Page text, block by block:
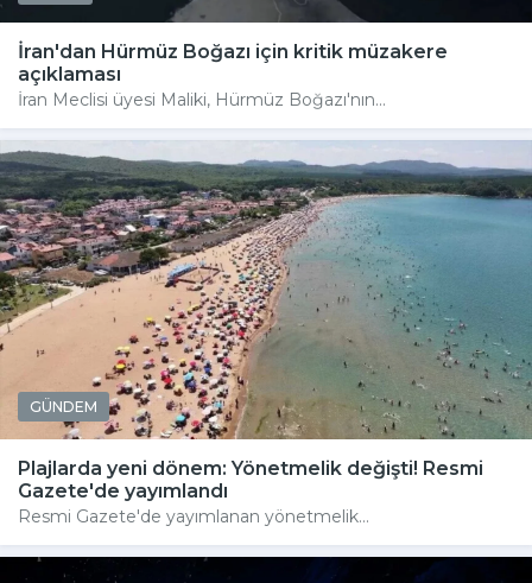
İran'dan Hürmüz Boğazı için kritik müzakere
açıklaması
İran Meclisi üyesi Maliki, Hürmüz Boğazı'nın...
GÜNDEM
Plajlarda yeni dönem: Yönetmelik değişti! Resmi
Gazete'de yayımlandı
Resmi Gazete'de yayımlanan yönetmelik...